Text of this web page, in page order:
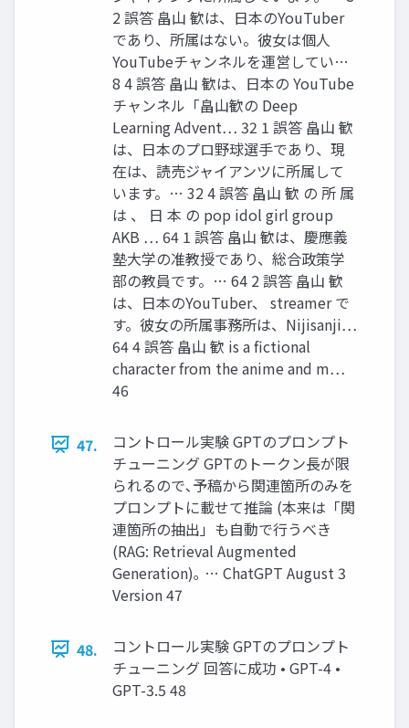
2 誤答 畠山 歓は、日本のYouTuber
であり、所属はない。彼女は個人
YouTubeチャンネルを運営してい…
8 4 誤答 畠山 歓は、日本の YouTube
チャンネル「畠山歓の Deep
Learning Advent… 32 1 誤答 畠山 歓
は、日本のプロ野球選手であり、現
在は、読売ジャイアンツに所属して
います。… 32 4 誤答 畠山 歓 の 所 属
は 、 日 本 の pop idol girl group
AKB … 64 1 誤答 畠山 歓は、慶應義
塾大学の准教授であり、総合政策学
部の教員です。… 64 2 誤答 畠山 歓
は、日本のYouTuber、 streamer で
す。彼女の所属事務所は、Nijisanji…
64 4 誤答 畠山 歓 is a fictional
character from the anime and m…
46
47.
コントロール実験 GPTのプロンプト
チューニング GPTのトークン⾧が限
られるので､予稿から関連箇所のみを
プロンプトに載せて推論 (本来は「関
連箇所の抽出」も自動で行うべき
(RAG: Retrieval Augmented
Generation)｡ … ChatGPT August 3
Version 47
48.
コントロール実験 GPTのプロンプト
チューニング 回答に成功 • GPT-4 •
GPT-3.5 48